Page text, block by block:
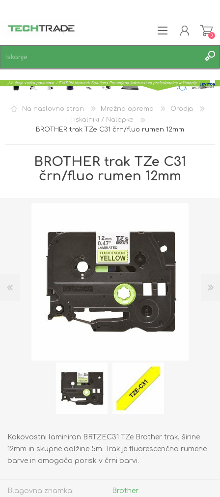
PRIJAVA
0
Na naslovno stran Mrežna oprema
Orodja
Tiskalniki / Nalepke
BROTHER trak TZe C31 črn/fluo rumen 12mm
BROTHER trak TZe C31
črn/fluo rumen 12mm
Kakovostni laminiran BRTZEC31 TZe Brother trak, širine
12mm in skupne dolžine 5m. Trak je fluorescenčno rumene
barve in omogoča porisk v črni barvi.
Blagovna znamka: Brother